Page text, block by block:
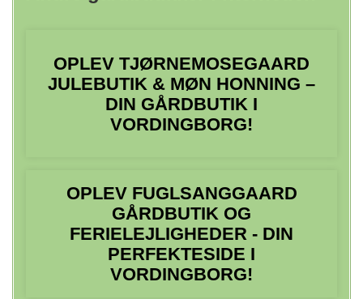
OPLEV TJØRNEMOSEGAARD
JULEBUTIK & MØN HONNING –
DIN GÅRDBUTIK I
VORDINGBORG!
OPLEV FUGLSANGGAARD
GÅRDBUTIK OG
FERIELEJLIGHEDER - DIN
PERFEKTESIDE I
VORDINGBORG!